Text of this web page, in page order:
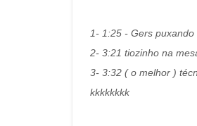
1- 1:25 - Gers
2- 3:21 tiozinho na
3- 3:32 ( o melhor )
kkkkkkkk